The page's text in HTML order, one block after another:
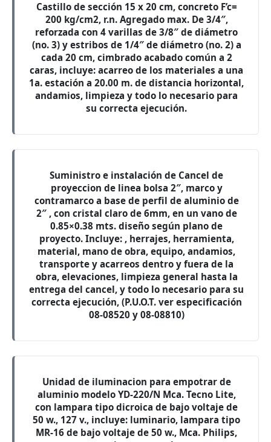
Castillo de sección 15 x 20 cm, concreto F’c=
200 kg/cm2, r.n. Agregado max. De 3/4″,
reforzada con 4 varillas de 3/8″ de diámetro
(no. 3) y estribos de 1/4″ de diámetro (no. 2) a
cada 20 cm, cimbrado acabado común a 2
caras, incluye: acarreo de los materiales a una
1a. estación a 20.00 m. de distancia horizontal,
andamios, limpieza y todo lo necesario para
su correcta ejecución.
Suministro e instalación de Cancel de
proyeccion de linea bolsa 2″, marco y
contramarco a base de perfil de aluminio de
2″ , con cristal claro de 6mm, en un vano de
0.85×0.38 mts. diseño según plano de
proyecto. Incluye: , herrajes, herramienta,
material, mano de obra, equipo, andamios,
transporte y acarreos dentro y fuera de la
obra, elevaciones, limpieza general hasta la
entrega del cancel, y todo lo necesario para su
correcta ejecución, (P.U.O.T. ver especificación
08-08520 y 08-08810)
Unidad de iluminacion para empotrar de
aluminio modelo YD-220/N Mca. Tecno Lite,
con lampara tipo dicroica de bajo voltaje de
50 w., 127 v., incluye: luminario, lampara tipo
MR-16 de bajo voltaje de 50 w., Mca. Philips,